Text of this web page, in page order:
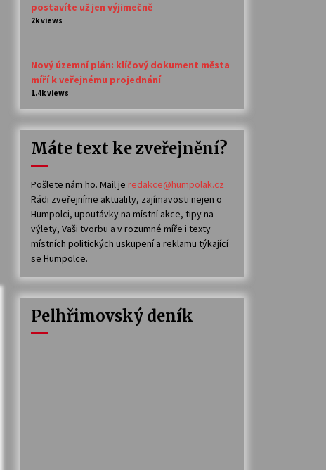
postavíte už jen výjimečně
2k views
Nový územní plán: klíčový dokument města
míří k veřejnému projednání
1.4k views
Máte text ke zveřejnění?
Pošlete nám ho. Mail je redakce@humpolak.cz
Rádi zveřejníme aktuality, zajímavosti nejen o
Humpolci, upoutávky na místní akce, tipy na
výlety, Vaši tvorbu a v rozumné míře i texty
místních politických uskupení a reklamu týkající
se Humpolce.
Pelhřimovský deník